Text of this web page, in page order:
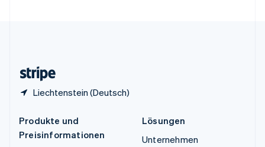
Liechtenstein (Deutsch)
Produkte und
Preisinformationen
Lösungen
Unternehmen